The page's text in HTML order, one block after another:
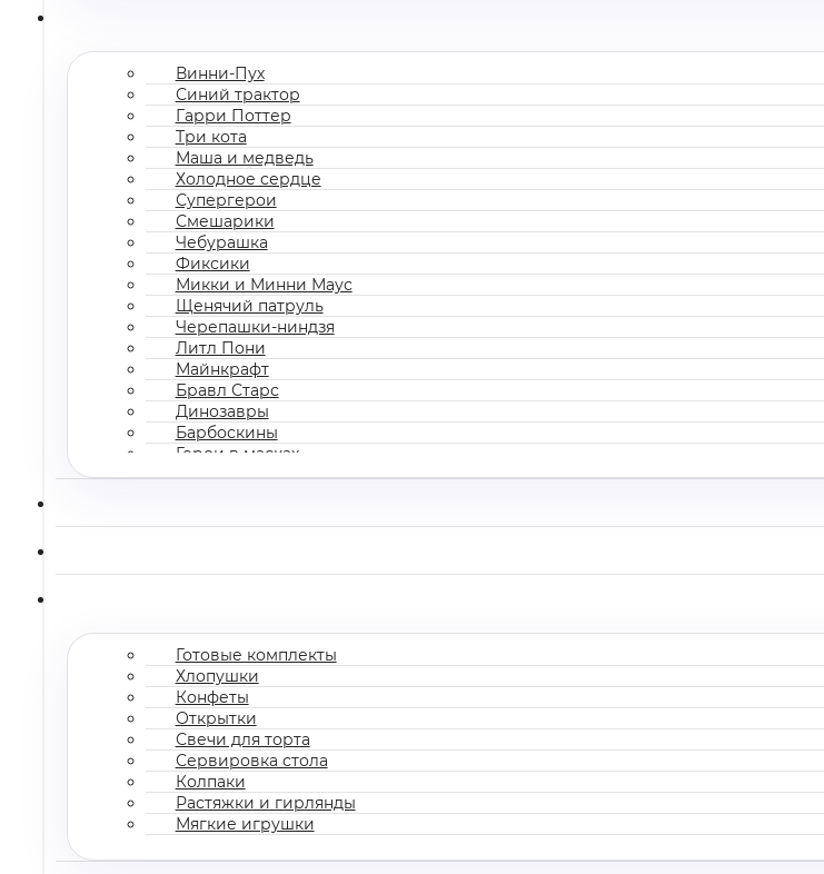
Винни-Пух
Синий трактор
Гарри Поттер
Три кота
Маша и медведь
Холодное сердце
Супергерои
Смешарики
Чебурашка
Фиксики
Микки и Минни Маус
Щенячий патруль
Черепашки-ниндзя
Литл Пони
Майнкрафт
Бравл Старс
Динозавры
Барбоскины
Герои в масках
Все мультгерои
Готовые комплекты
Хлопушки
Конфеты
Открытки
Свечи для торта
Сервировка стола
Колпаки
Растяжки и гирлянды
Мягкие игрушки